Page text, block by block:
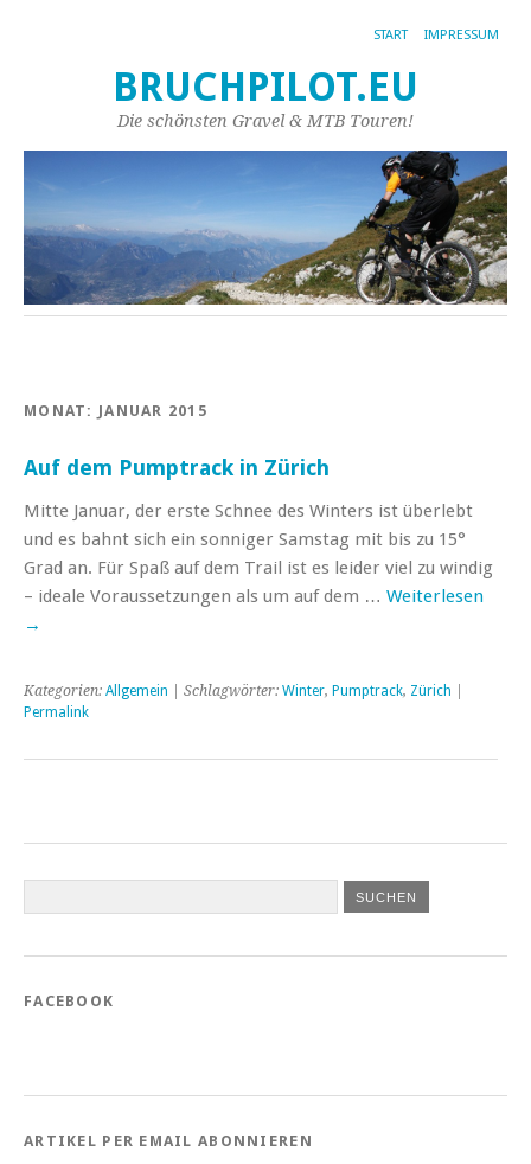
START IMPRESSUM
BRUCHPILOT.EU
Die schönsten Gravel & MTB Touren!
MONAT: JANUAR 2015
Auf dem Pumptrack in Zürich
Mitte Januar, der erste Schnee des Winters ist überlebt
und es bahnt sich ein sonniger Samstag mit bis zu 15°
Grad an. Für Spaß auf dem Trail ist es leider viel zu windig
– ideale Voraussetzungen als um auf dem … Weiterlesen
→
Kategorien: Allgemein | Schlagwörter: Winter, Pumptrack, Zürich
Permalink
FACEBOOK
ARTIKEL PER EMAIL ABONNIEREN